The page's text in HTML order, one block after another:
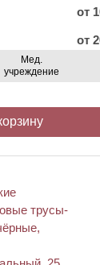
от
от
Мед.
учреждение